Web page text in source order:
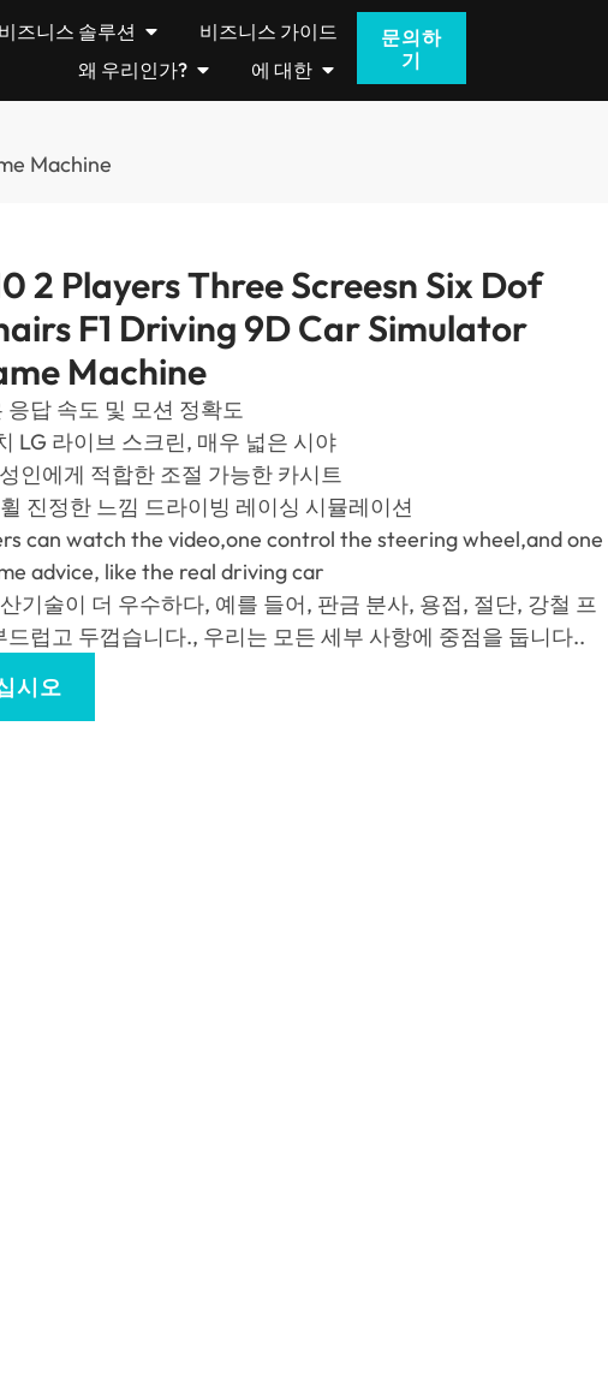
비즈니스 솔루션
비즈니스 가이드
왜 우리인가?
에 대한
문의하
기
Machine
2 Players Three Screesn Six Dof
F1 Driving 9D Car Simulator
Machine
응답 속도 및 모션 정확도
LG 라이브 스크린, 매우 넓은 시야
인에게 적합한 조절 가능한 카시트
진정한 느낌 드라이빙 레이싱 시뮬레이션
can watch the video,one control the steering wheel,and one
advice, like the real driving car
기술이 더 우수하다, 예를 들어, 판금 분사, 용접, 절단, 강철 프
드럽고 두껍습니다., 우리는 모든 세부 사항에 중점을 둡니다..
시오